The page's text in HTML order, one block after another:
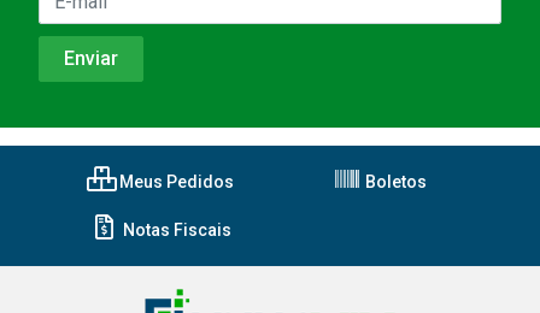
Meus Pedidos Boletos
Notas Fiscais